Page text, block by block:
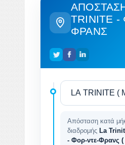
TRINITE
ΦΡΑΝΣ
Απόσταση κατά
διαδρομής La
- Φορ-ντε-Φρανς (